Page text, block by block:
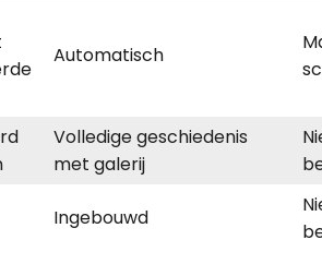
Automatisch
Volledige geschiedenis
met galerij
Ingebouwd